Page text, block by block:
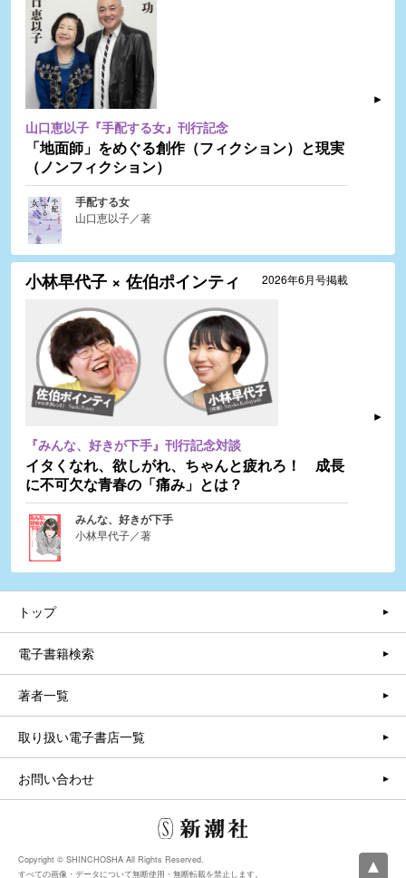
山口恵以子『手配する女』刊行記念
「地面師」をめぐる創作（フィクション）と現実
（ノンフィクション）
手配する女
山口恵以子／著
2026年6月号掲載
小林早代子 × 佐伯ポインティ
『みんな、好きが下手』刊行記念対談
イタくなれ、欲しがれ、ちゃんと疲れろ！ 成長
に不可欠な青春の「痛み」とは？
みんな、好きが下手
小林早代子／著
トップ
電子書籍検索
著者一覧
取り扱い電子書店一覧
お問い合わせ
Copyright © SHINCHOSHA All Rights Reserved.
すべての画像・データについて無断使用・無断転載を禁止します。